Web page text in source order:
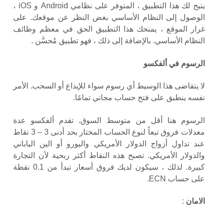
يتيح لك هذا التطبيق ، المتوفر على نظامي Android و iOS ،
الوصول إلى النظام الأساسي بغض النظر عن موقعك. على
غرار الموقع ، يمنحك هذا التطبيق الحق في معظم وظائف
النظام الأساسي. بالإضافة إلى ذلك ، فهو تطبيق مُحسَّن .
الرسوم في ألفكسو
لا يتقاضى هذا الوسيط أي رسوم سواء للإيداع أو السحب. الأمر
نفسه ينطبق على فتح حساب مجاني تمامًا.
الرسوم هنا أقل من متوسط ​​السوق. تقدم ألفكسو عدة
معدلات فروق تبعاً لنوع الحساب المختار بحد أدنى 3 – 3 نقاط
عند تداول أزواج الدولار الأمريكي واليورو أو الين الياباني
والدولار الأمريكي. تصبح هذه النقاط أكثر ربحية لأن التجارة
كبيرة. لذلك ، سيكون لديك فروق أسعار تبدأ من 0.1 نقطة
على حساب ECN.
الامان :